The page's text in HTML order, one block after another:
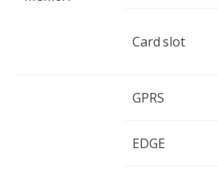
Card slot
GPRS
EDGE